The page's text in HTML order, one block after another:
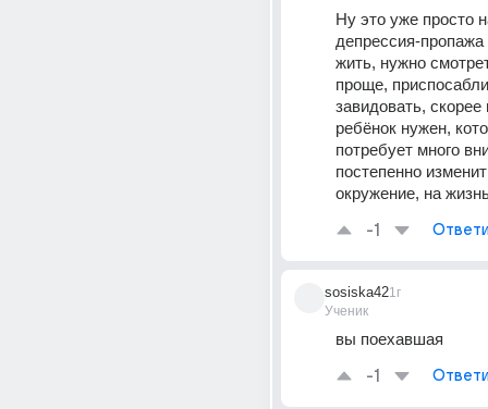
Ну это уже просто
депрессия-
жить, нужно
проще,
завидовать, скорее
ребёнок нужен,
потребует много
постепенно
окружение, на
-1
sosiska42
Ученик
1г
вы поехавшая
-1